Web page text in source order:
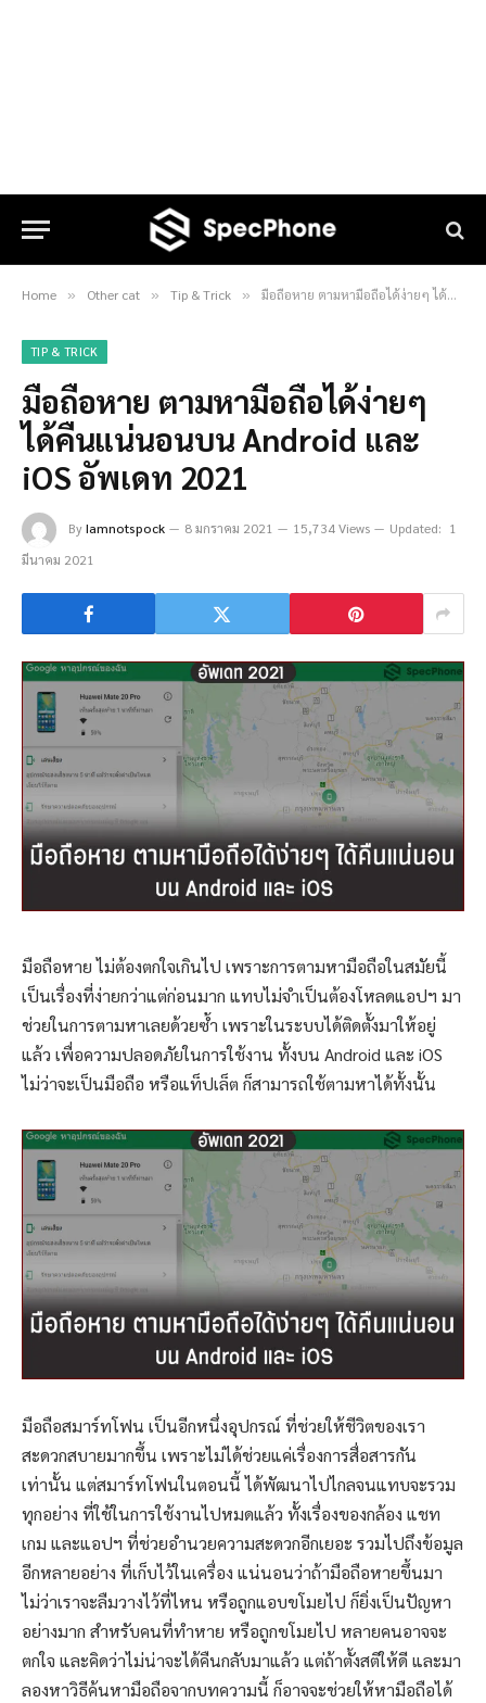
Home » Other cat » Tip & Trick » มือถือหาย ตามหามือถือได้ง่ายๆ ได้คืนแน่นอนบน Android และ iOS อัพเดท 2021
TIP & TRICK
มือถือหาย ตามหามือถือได้ง่ายๆ
ได้คืนแน่นอนบน Android และ
iOS อัพเดท 2021
ByIamnotspock 8 มกราคม 2021 15,734 Views Updated: 1
มีนาคม 2021
มือถือหาย ไม่ต้องตกใจเกินไป เพราะการตามหามือถือในสมัยนี้
เป็นเรื่องที่ง่ายกว่าแต่ก่อนมาก แทบไม่จำเป็นต้องโหลดแอปฯ มา
ช่วยในการตามหาเลยด้วยซ้ำ เพราะในระบบได้ติดตั้งมาให้อยู่
แล้ว เพื่อความปลอดภัยในการใช้งาน ทั้งบน Android และ iOS
ไม่ว่าจะเป็นมือถือ หรือแท็ปเล็ต ก็สามารถใช้ตามหาได้ทั้งนั้น
มือถือสมาร์ทโฟน เป็นอีกหนึ่งอุปกรณ์ ที่ช่วยให้ชีวิตของเรา
สะดวกสบายมากขึ้น เพราะไม่ได้ช่วยแค่เรื่องการสื่อสารกัน
เท่านั้น แต่สมาร์ทโฟนในตอนนี้ ได้พัฒนาไปไกลจนแทบจะรวม
ทุกอย่าง ที่ใช้ในการใช้งานไปหมดแล้ว ทั้งเรื่องของกล้อง แชท
เกม และแอปฯ ที่ช่วยอำนวยความสะดวกอีกเยอะ รวมไปถึงข้อมูล
อีกหลายอย่าง ที่เก็บไว้ในเครื่อง แน่นอนว่าถ้ามือถือหายขึ้นมา
ไม่ว่าเราจะลืมวางไว้ที่ไหน หรือถูกแอบขโมยไป ก็ยิ่งเป็นปัญหา
อย่างมาก สำหรับคนที่ทำหาย หรือถูกขโมยไป หลายคนอาจจะ
ตกใจ และคิดว่าไม่น่าจะได้คืนกลับมาแล้ว แต่ถ้าตั้งสติให้ดี และมา
ลองหาวิธีค้นหามือถือจากบทความนี้ ก็อาจจะช่วยให้หามือถือได้